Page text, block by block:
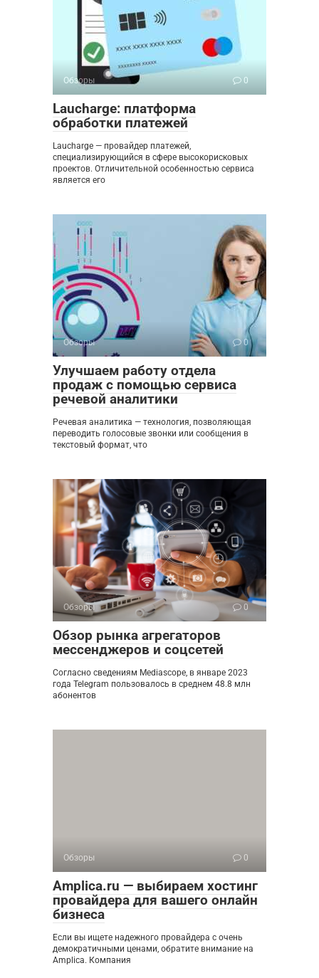
Обзоры 0
Laucharge: платформа
обработки платежей
Laucharge — провайдер платежей,
специализирующийся в сфере высокорисковых
проектов. Отличительной особенностью сервиса
является его
Обзоры 0
Улучшаем работу отдела
продаж с помощью сервиса
речевой аналитики
Речевая аналитика — технология, позволяющая
переводить голосовые звонки или сообщения в
текстовый формат, что
Обзоры 0
Обзор рынка агрегаторов
мессенджеров и соцсетей
Согласно сведениям Mediascope, в январе 2023
года Telegram пользовалось в среднем 48.8 млн
абонентов
Обзоры 0
Amplica.ru — выбираем хостинг
провайдера для вашего онлайн
бизнеса
Если вы ищете надежного провайдера с очень
демократичными ценами, обратите внимание на
Amplica. Компания